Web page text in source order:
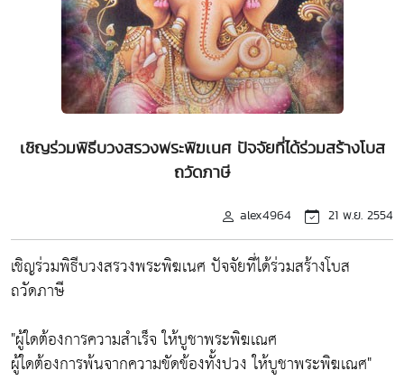
เชิญร่วมพิธีบวงสรวงพระพิฆเนศ ปัจจัยที่ได้ร่วมสร้างโบส
ถวัดภาษี
alex4964 21 พ.ย. 2554
เชิญร่วมพิธีบวงสรวงพระพิฆเนศ ปัจจัยที่ได้ร่วมสร้างโบส
ถวัดภาษี
"ผู้ใดต้องการความสำเร็จ ให้บูชาพระพิฆเณศ
ผู้ใดต้องการพ้นจากความขัดข้องทั้งปวง ให้บูชาพระพิฆเณศ"